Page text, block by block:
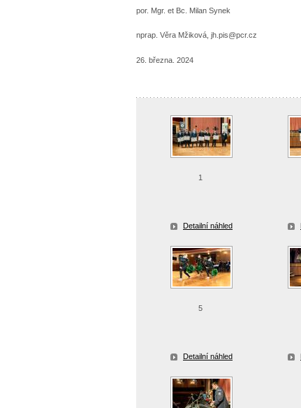
por. Mgr. et Bc. Milan Synek
nprap. Věra Mžiková, jh.pis@pcr.cz
26. března. 2024
1
Detailní náhled
5
Detailní náhled